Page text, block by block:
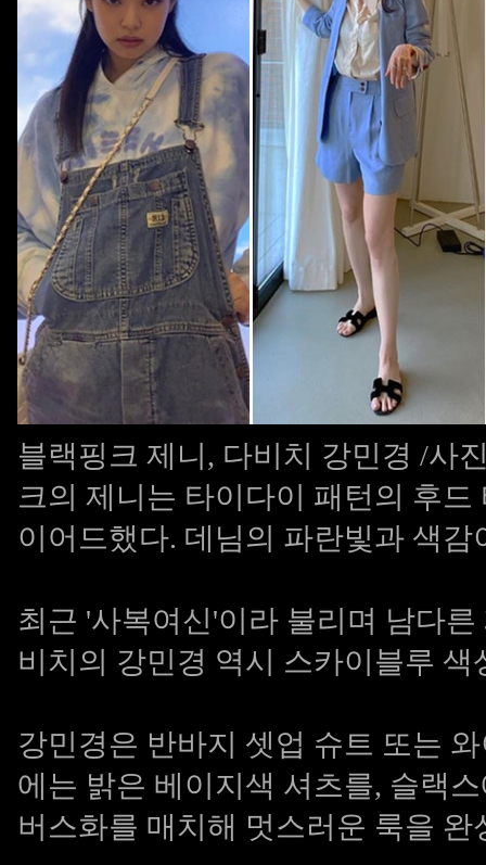
블랙핑크 제니, 다비치 강민경 /사
크의 제니는 타이다이 패턴의 후
이어드했다. 데님의 파란빛과 색
최근 '사복여신'이라 불리며 남다
비치의 강민경 역시 스카이블루
강민경은 반바지 셋업 슈트 또는
에는 밝은 베이지색 셔츠를, 슬랙
버스화를 매치해 멋스러운 룩을 완